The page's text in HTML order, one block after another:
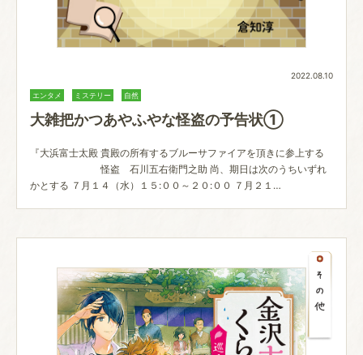
2022.08.10
エンタメ ミステリー 自然
大雑把かつあやふやな怪盗の予告状①
『大浜富士太殿 貴殿の所有するブルーサファイアを頂きに参上する
怪盗 石川五右衛門之助 尚、期日は次のうちいずれ
かとする ７月１４（水）１５:００～２０:００ ７月２１…